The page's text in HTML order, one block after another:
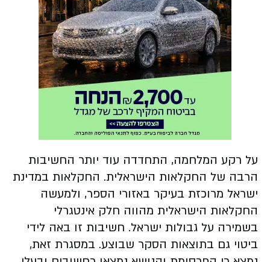
על רקע המלחמה, התחדדה עוד יותר החשיבות
הרבה של החקלאות הישראלית. החקלאות במדינת
ישראל מרוכזת בעיקר באזורי הספר, ולמעשה
החקלאות הישראלית מהווה חלק אינטגרלי
בשמירה על גבולות ישראל. חשיבות זו באה לידי
ביטוי גם בתוצאות הסקר שבוצע. במסגרת זאת,